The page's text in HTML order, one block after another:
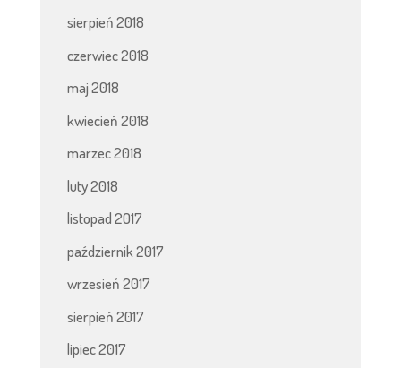
sierpień 2018
czerwiec 2018
maj 2018
kwiecień 2018
marzec 2018
luty 2018
listopad 2017
październik 2017
wrzesień 2017
sierpień 2017
lipiec 2017